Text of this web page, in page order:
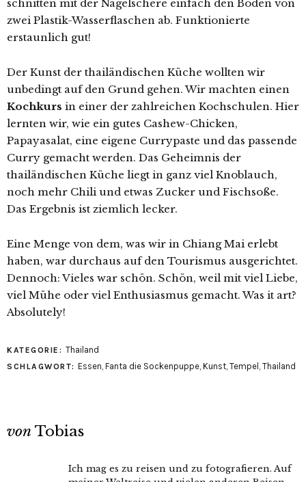
schnitten mit der Nagelschere einfach den Boden von
zwei Plastik-Wasserflaschen ab. Funktionierte
erstaunlich gut!
Der Kunst der thailändischen Küche wollten wir
unbedingt auf den Grund gehen. Wir machten einen
Kochkurs in einer der zahlreichen Kochschulen. Hier
lernten wir, wie ein gutes Cashew-Chicken,
Papayasalat, eine eigene Currypaste und das passende
Curry gemacht werden. Das Geheimnis der
thailändischen Küche liegt in ganz viel Knoblauch,
noch mehr Chili und etwas Zucker und Fischsoße.
Das Ergebnis ist ziemlich lecker.
Eine Menge von dem, was wir in Chiang Mai erlebt
haben, war durchaus auf den Tourismus ausgerichtet.
Dennoch: Vieles war schön. Schön, weil mit viel Liebe,
viel Mühe oder viel Enthusiasmus gemacht. Was it art?
Absolutely!
KATEGORIE: Thailand
SCHLAGWORT: Essen, Fanta die Sockenpuppe, Kunst, Tempel , Thailand
von Tobias
Ich mag es zu reisen und zu fotografieren. Auf